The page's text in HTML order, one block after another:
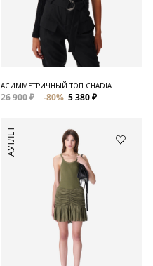
АСИММЕТРИЧНЫЙ ТОП CHADIA
26 900 ₽ -80% 5 380 ₽
АУТЛЕТ